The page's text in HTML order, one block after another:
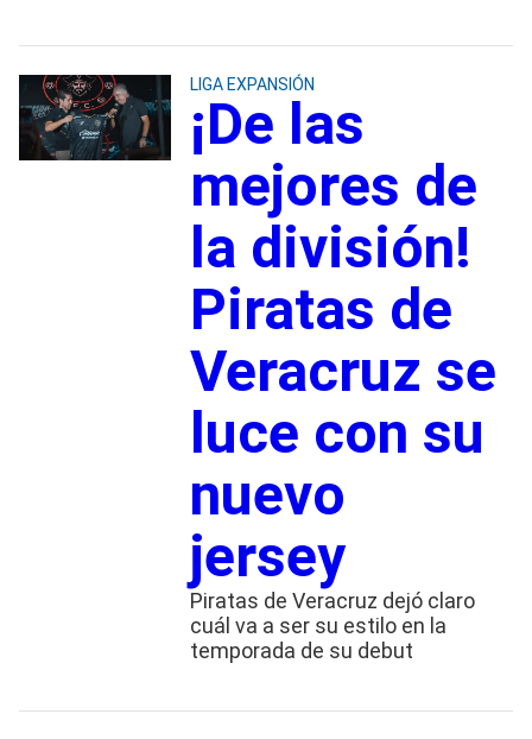
LIGA EXPANSIÓN
¡De las
mejores de
la división!
Piratas de
Veracruz se
luce con su
nuevo
jersey
Piratas de Veracruz dejó claro
cuál va a ser su estilo en la
temporada de su debut